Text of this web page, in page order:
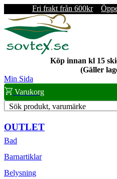
Fri frakt från 600kr
Köp innan kl 15
(Gäller
Min Sida
Varukorg
Sök produkt, varumärke
OUTLET
Bad
Barnartiklar
Belysning